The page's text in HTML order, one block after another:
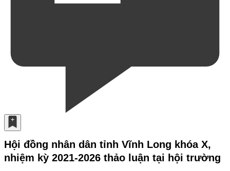
Hội đồng nhân dân tỉnh Vĩnh Long khóa X,
nhiệm kỳ 2021-2026 thảo luận tại hội trường